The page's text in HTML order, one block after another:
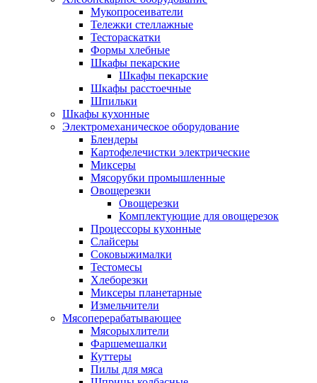
Мукопросеиватели
Тележки стеллажные
Тестораскатки
Формы хлебные
Шкафы пекарские
Шкафы пекарские
Шкафы расстоечные
Шпильки
Шкафы кухонные
Электромеханическое оборудование
Блендеры
Картофелечистки электрические
Миксеры
Мясорубки промышленные
Овощерезки
Овощерезки
Комплектующие для овощерезок
Процессоры кухонные
Слайсеры
Соковыжималки
Тестомесы
Хлеборезки
Миксеры планетарные
Измельчители
Мясоперерабатывающее
Мясорыхлители
Фаршемешалки
Куттеры
Пилы для мяса